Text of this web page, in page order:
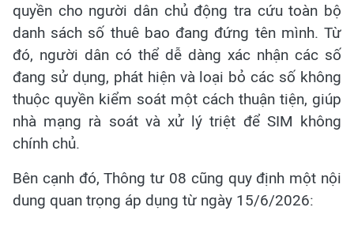
quyền cho người dân chủ động tra cứu toàn bộ
danh sách số thuê bao đang đứng tên mình. Từ
đó, người dân có thể dễ dàng xác nhận các số
đang sử dụng, phát hiện và loại bỏ các số không
thuộc quyền kiểm soát một cách thuận tiện, giúp
nhà mạng rà soát và xử lý triệt để SIM không
chính chủ.
Bên cạnh đó, Thông tư 08 cũng quy định một nội
dung quan trọng áp dụng từ ngày 15/6/2026: